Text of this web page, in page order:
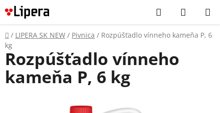
Prejsť
na
obsah
Hľadať
KOŠÍK
Domov
/ LIPERA SK NEW / Pivnica / Rozpúšťadlo vínneho kameňa P, 6
kg
Rozpúšťadlo vínneho
kameňa P, 6 kg